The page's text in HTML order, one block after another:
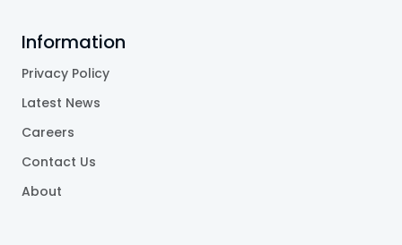
Information
Privacy Policy
Latest News
Careers
Contact Us
About